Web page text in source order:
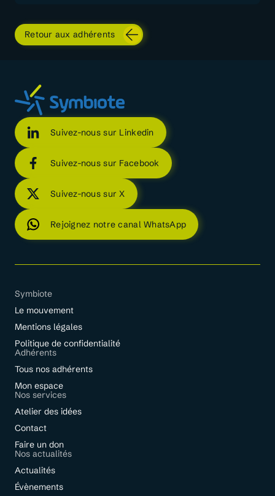
Retour aux adhérents
Suivez-nous sur Linkedin
Suivez-nous sur Facebook
Suivez-nous sur X
Rejoignez notre canal WhatsApp
Symbiote
Le mouvement
Mentions légales
Politique de confidentialité
Adhérents
Tous nos adhérents
Mon espace
Nos services
Atelier des idées
Contact
Faire un don
Nos actualités
Actualités
Évènements